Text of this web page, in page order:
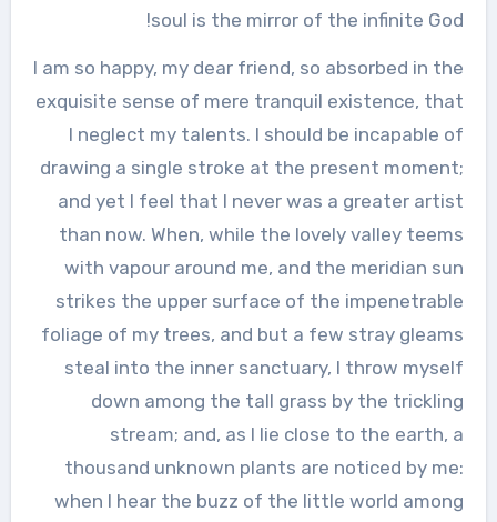
soul is the mirror of the infinite God!
I am so happy, my dear friend, so absorbed in the
exquisite sense of mere tranquil existence, that
I neglect my talents. I should be incapable of
drawing a single stroke at the present moment;
and yet I feel that I never was a greater artist
than now. When, while the lovely valley teems
with vapour around me, and the meridian sun
strikes the upper surface of the impenetrable
foliage of my trees, and but a few stray gleams
steal into the inner sanctuary, I throw myself
down among the tall grass by the trickling
stream; and, as I lie close to the earth, a
thousand unknown plants are noticed by me:
when I hear the buzz of the little world among